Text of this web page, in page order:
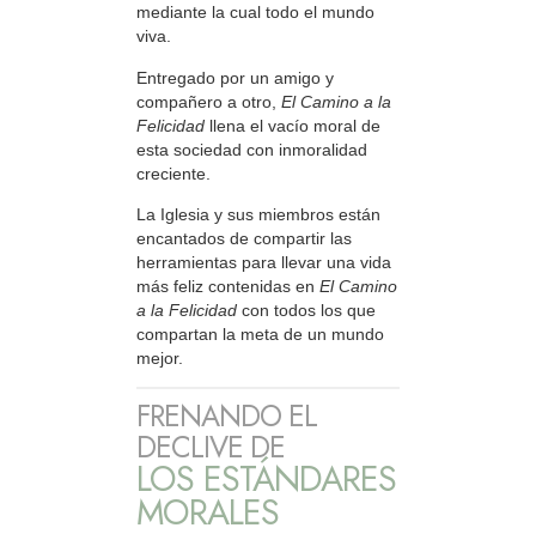
mediante la cual todo el mundo
viva.
Entregado por un amigo y
compañero a otro, El Camino a la
Felicidad llena el vacío moral de
esta sociedad con inmoralidad
creciente.
La Iglesia y sus miembros están
encantados de compartir las
herramientas para llevar una vida
más feliz contenidas en El Camino
a la Felicidad con todos los que
compartan la meta de un mundo
mejor.
FRENANDO EL
DECLIVE DE
LOS ESTÁNDARES
MORALES